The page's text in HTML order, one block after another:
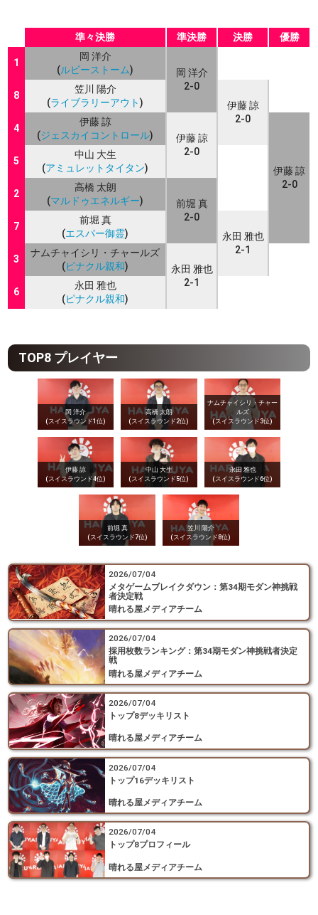
準々決勝 準決勝 決勝 優勝
1
岡 洋介
(ルビーストーム)
岡 洋介
2-0
8
笠川 陽介
(ライブラリーアウト)
伊藤 諒
2-0
4
伊藤 諒
(ジェスカイコントロール)
伊藤 諒
2-0
伊藤 諒
2-0
5
中山 大生
(アミュレットタイタン)
2
高橋 太朗
(マルドゥエネルギー)
前堀 真
2-0
7
前堀 真
(エスパー御霊)
永田 雅也
2-1
3
ナムチャイシリ・チャールズ
(ピナクル親和)
永田 雅也
2-1
6
永田 雅也
(ピナクル親和)
TOP8 プレイヤー
岡 洋介
(スイスラウンド1位)
高橋 太朗
(スイスラウンド2位)
ナムチャイシリ・チャー
ルズ
(スイスラウンド3位)
伊藤 諒
(スイスラウンド4位)
中山 大生
(スイスラウンド5位)
永田 雅也
(スイスラウンド6位)
前堀 真
(スイスラウンド7位)
笠川 陽介
(スイスラウンド8位)
2026/07/04
メタゲームブレイクダウン：第34期モダン神挑戦
者決定戦
晴れる屋メディアチーム
2026/07/04
採用枚数ランキング：第34期モダン神挑戦者決定
戦
晴れる屋メディアチーム
2026/07/04
トップ8デッキリスト
晴れる屋メディアチーム
2026/07/04
トップ16デッキリスト
晴れる屋メディアチーム
2026/07/04
トップ8プロフィール
晴れる屋メディアチーム